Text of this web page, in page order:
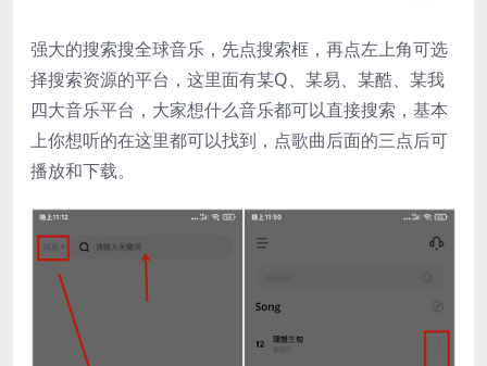
强大的搜索搜全球音乐，先点搜索框，再点左上角可选
择搜索资源的平台，这里面有某Q、某易、某酷、某我
四大音乐平台，大家想什么音乐都可以直接搜索，基本
上你想听的在这里都可以找到，点歌曲后面的三点后可
播放和下载。